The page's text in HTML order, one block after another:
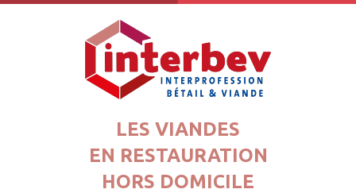
LES VIANDES
EN RESTAURATION
HORS DOMICILE